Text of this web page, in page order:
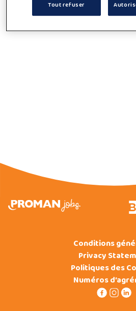
Conditions
Privacy
Politiques des
Numéros
Tout refuser